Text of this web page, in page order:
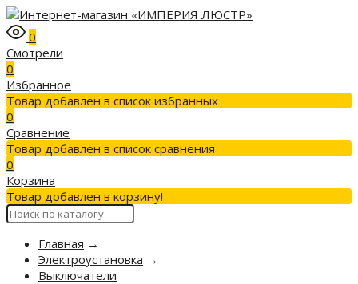
0
Смотрели
0
Избранное
Товар добавлен в список избранных
0
Сравнение
Товар добавлен в список сравнения
0
Корзина
Товар добавлен в корзину!
Главная →
Электроустановка →
Выключатели